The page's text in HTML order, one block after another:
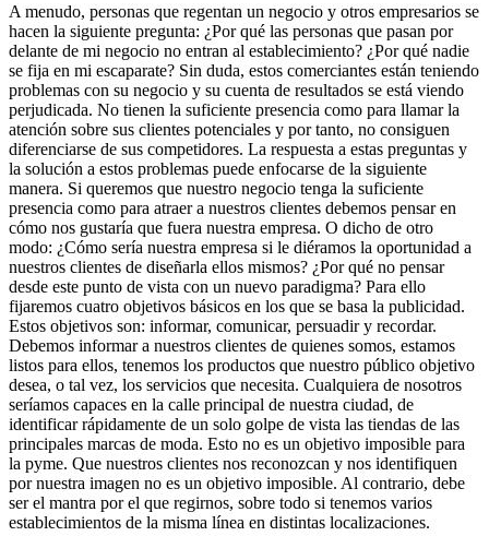
A menudo, personas que regentan un negocio y otros empresarios se
hacen la siguiente pregunta: ¿Por qué las personas que pasan por
delante de mi negocio no entran al establecimiento? ¿Por qué nadie
se fija en mi escaparate? Sin duda, estos comerciantes están teniendo
problemas con su negocio y su cuenta de resultados se está viendo
perjudicada. No tienen la suficiente presencia como para llamar la
atención sobre sus clientes potenciales y por tanto, no consiguen
diferenciarse de sus competidores. La respuesta a estas preguntas y
la solución a estos problemas puede enfocarse de la siguiente
manera. Si queremos que nuestro negocio tenga la suficiente
presencia como para atraer a nuestros clientes debemos pensar en
cómo nos gustaría que fuera nuestra empresa. O dicho de otro
modo: ¿Cómo sería nuestra empresa si le diéramos la oportunidad a
nuestros clientes de diseñarla ellos mismos? ¿Por qué no pensar
desde este punto de vista con un nuevo paradigma? Para ello
fijaremos cuatro objetivos básicos en los que se basa la publicidad.
Estos objetivos son: informar, comunicar, persuadir y recordar.
Debemos informar a nuestros clientes de quienes somos, estamos
listos para ellos, tenemos los productos que nuestro público objetivo
desea, o tal vez, los servicios que necesita. Cualquiera de nosotros
seríamos capaces en la calle principal de nuestra ciudad, de
identificar rápidamente de un solo golpe de vista las tiendas de las
principales marcas de moda. Esto no es un objetivo imposible para
la pyme. Que nuestros clientes nos reconozcan y nos identifiquen
por nuestra imagen no es un objetivo imposible. Al contrario, debe
ser el mantra por el que regirnos, sobre todo si tenemos varios
establecimientos de la misma línea en distintas localizaciones.